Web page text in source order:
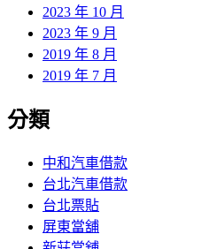
2023 年 10 月
2023 年 9 月
2019 年 8 月
2019 年 7 月
分類
中和汽車借款
台北汽車借款
台北票貼
屏東當舖